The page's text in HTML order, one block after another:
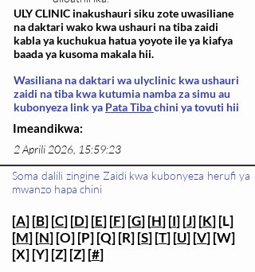
ULY CLINIC inakushauri siku zote uwasiliane
na daktari wako kwa ushauri na tiba zaidi
kabla ya kuchukua hatua yoyote ile ya kiafya
baada ya kusoma makala hii.
Wasiliana na daktari wa ulyclinic kwa ushauri
zaidi na tiba kwa kutumia namba za simu au
kubonyeza link ya Pata Tibachini ya tovuti hii
Imeandikwa:
2 Aprili 2026, 15:59:23
Soma dalili zingine Zaidi kwa kubonyeza herufi ya
mwanzo hapa chini
[A] [B] [C] [D] [E] [F] [G] [H] [I] [J] [K] [L]
[M] [N] [O] [P] [Q] [R] [S] [T] [U] [V] [W]
[X] [Y] [Z] [Z] [#]